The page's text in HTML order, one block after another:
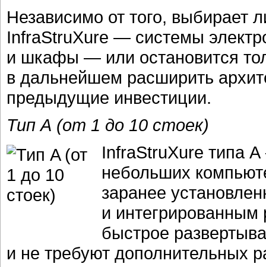
Независимо от того, выбирает
InfraStruXure — системы
и шкафы — или остановится
в дальнейшем расширить
предыдущие инвестиции.
Тип A (от 1 до 10 стоек)
InfraStruXure типа
небольших
заранее
и
быстрое
и не требуют дополнительных